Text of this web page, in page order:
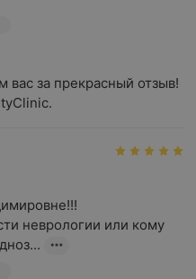
за прекрасный отзыв!
неврологии или кому